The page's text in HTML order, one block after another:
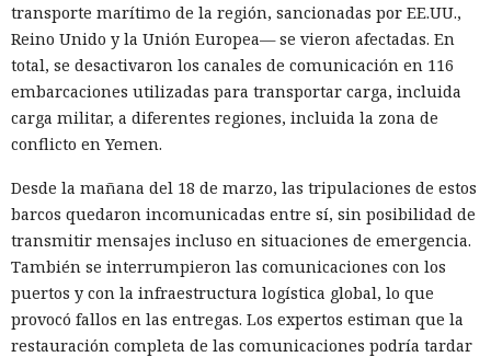
transporte marítimo de la región, sancionadas por EE.UU.,
Reino Unido y la Unión Europea— se vieron afectadas. En
total, se desactivaron los canales de comunicación en 116
embarcaciones utilizadas para transportar carga, incluida
carga militar, a diferentes regiones, incluida la zona de
conflicto en Yemen.
Desde la mañana del 18 de marzo, las tripulaciones de estos
barcos quedaron incomunicadas entre sí, sin posibilidad de
transmitir mensajes incluso en situaciones de emergencia.
También se interrumpieron las comunicaciones con los
puertos y con la infraestructura logística global, lo que
provocó fallos en las entregas. Los expertos estiman que la
restauración completa de las comunicaciones podría tardar